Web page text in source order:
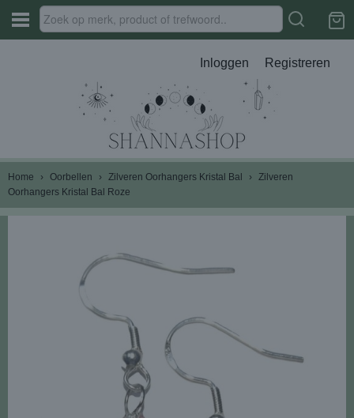
Inloggen Registreren
Home › Oorbellen › Zilveren Oorhangers Kristal Bal › Zilveren
Oorhangers Kristal Bal Roze